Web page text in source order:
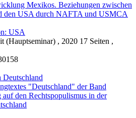
Mexikos. Beziehungen zwischen
den USA durch NAFTA und USMCA
USA
(Hauptseminar) , 2020 17 Seiten ,
Deutschland
"Deutschland" der Band
den Rechtspopulismus in der